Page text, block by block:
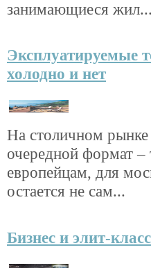
занимающиеся жил...
Эксплуатируемые
холодно и нет
На столичном рынке
очередной формат
европейцам, для
остается не сам...
Бизнес и элит-